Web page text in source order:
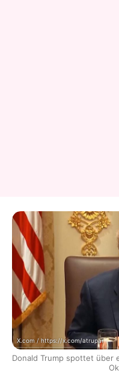
X.com / https://x.com/atrupar
Donald Trump spottet über